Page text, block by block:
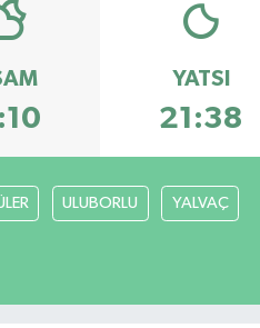
YATSI
21:38
ULUBORLU YALVAÇ